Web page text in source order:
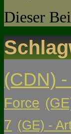
Dieser
(CDN)
Force
7 (GE) -